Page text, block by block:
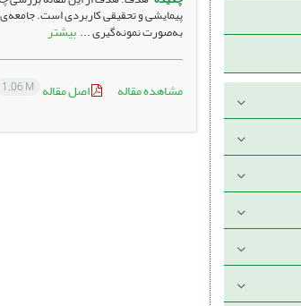
به‌صورت نمونه‌گیری ...بیشتر
مشاهده مقاله اصل مقاله 1.06 M